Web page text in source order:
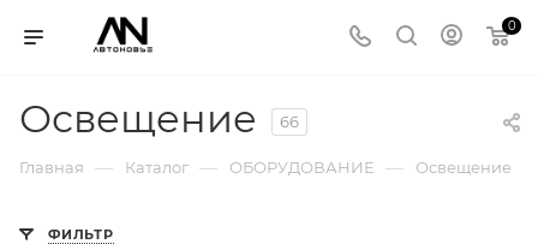
0
Освещение 66
Главная — Каталог — ОБОРУДОВАНИЕ — Освещение
ФИЛЬТР